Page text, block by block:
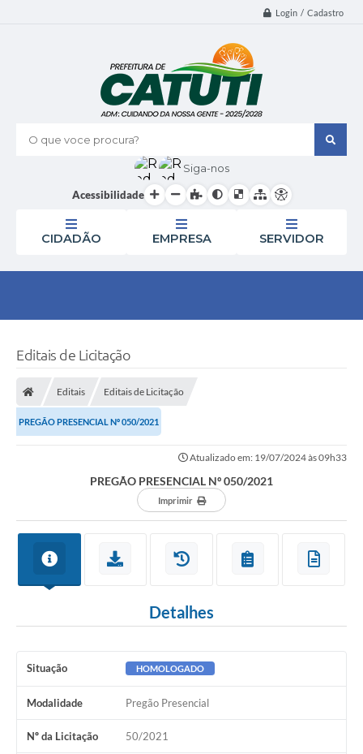
Login / Cadastro
O que voce procura?
Siga-nos
Acessibilidade
CIDADÃO EMPRESA SERVIDOR
Editais de Licitação
Editais Editais de Licitação
PREGÃO PRESENCIAL Nº 050/2021
Atualizado em: 19/07/2024 às 09h33
PREGÃO PRESENCIAL Nº 050/2021
Imprimir
Detalhes
Situação HOMOLOGADO
Modalidade Pregão Presencial
Nº da Licitação 50/2021